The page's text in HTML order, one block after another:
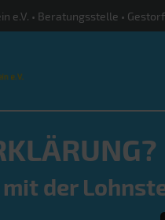
e.V. • Beratungsstelle •
der